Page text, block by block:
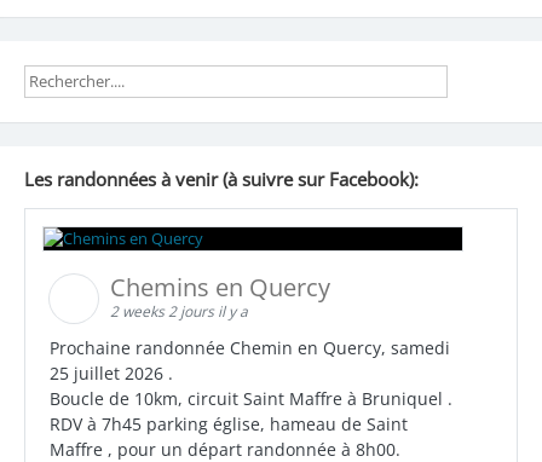
Les randonnées à venir (à suivre sur Facebook):
Chemins en Quercy
2 weeks 2 jours il y a
Prochaine randonnée Chemin en Quercy, samedi
25 juillet 2026 .
Boucle de 10km, circuit Saint Maffre à Bruniquel .
RDV à 7h45 parking église, hameau de Saint
Maffre , pour un départ randonnée à 8h00.